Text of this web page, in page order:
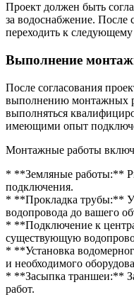
Проект должен быть
за водоснабжение. После
переходить к следующему
Выполнение
После согласования
выполнению монтажных
выполняться
имеющими опыт
Монтажные работы
* **Земляные работы:**
подключения.
* **Прокладка трубы:**
водопровода до вашего
* **Подключение к
существующую
* **Установка
и необходимого
* **Засыпка траншеи:**
работ.